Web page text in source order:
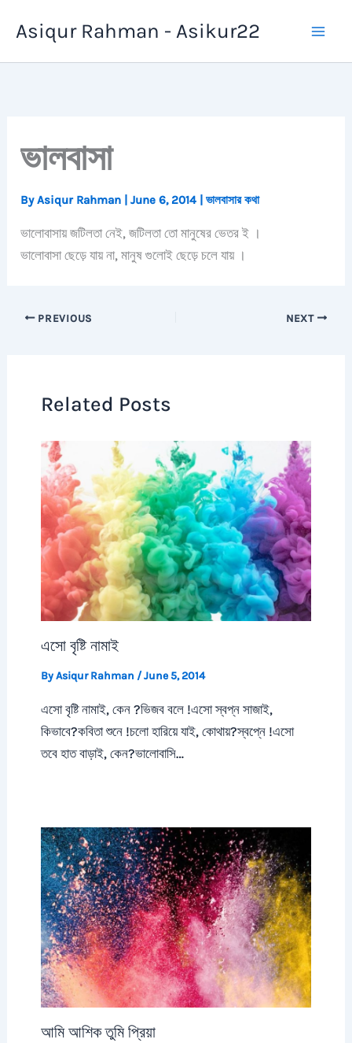
Asiqur Rahman - Asikur22
ভালবাসা
ByAsiqur Rahman |June 6, 2014 |ভালবাসার কথা
ভালোবাসায় জটিলতা নেই, জটিলতা তো মানুষের ভেতর ই ।
ভালোবাসা ছেড়ে যায় না, মানুষ গুলোই ছেড়ে চলে যায় ।
PREVIOUS NEXT
Related Posts
এসো বৃষ্টি নামাই
ByAsiqur Rahman /June 5, 2014
এসো বৃষ্টি নামাই, কেন ?ভিজব বলে !এসো স্বপ্ন সাজাই,
কিভাবে?কবিতা শুনে !চলো হারিয়ে যাই, কোথায়?স্বপ্নে !এসো
তবে হাত বাড়াই, কেন?ভালোবাসি…
আমি আশিক তুমি প্রিয়া